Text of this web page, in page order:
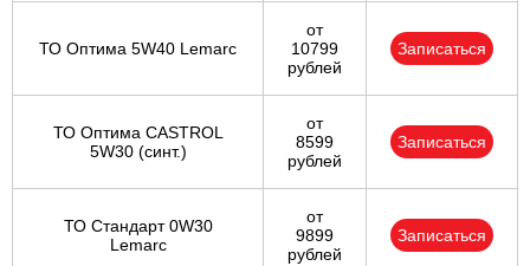
ТО Оптима 5W40 Lemarc
от
10799
рублей
Записаться
ТО Оптима CASTROL
5W30 (синт.)
от
8599
рублей
Записаться
ТО Стандарт 0W30
Lemarc
от
9899
рублей
Записаться